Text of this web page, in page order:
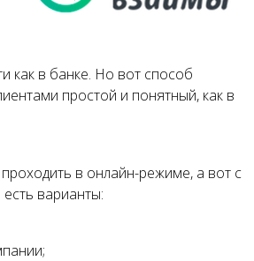
как в банке. Но вот способ
простой и понятный, как в
в онлайн-режиме, а вот с
варианты: